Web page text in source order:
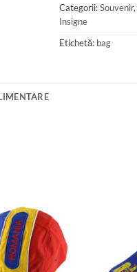
Categorii:Souvenir,
Insigne
Etichetă: bag